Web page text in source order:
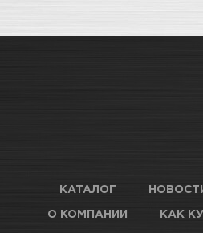
КАТАЛОГ
О КОМПАНИИ КАК